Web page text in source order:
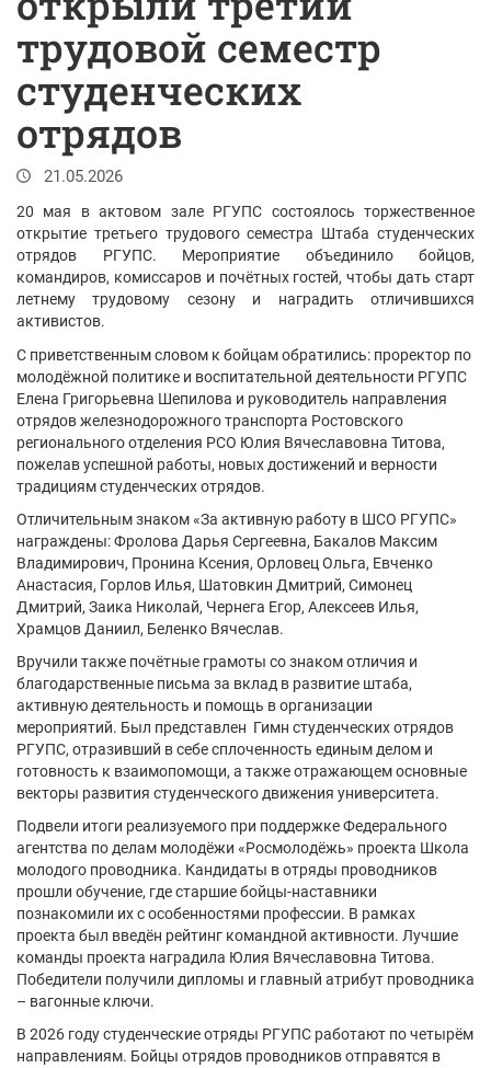
трудовой семестр
студенческих
отрядов
21.05.2026
20 мая в актовом зале РГУПС состоялось торжественное
открытие третьего трудового семестра Штаба студенческих
отрядов РГУПС. Мероприятие объединило бойцов,
командиров, комиссаров и почётных гостей, чтобы дать старт
летнему трудовому сезону и наградить отличившихся
активистов.
С приветственным словом к бойцам обратились: проректор по
молодёжной политике и воспитательной деятельности РГУПС
Елена Григорьевна Шепилова и руководитель направления
отрядов железнодорожного транспорта Ростовского
регионального отделения РСО Юлия Вячеславовна Титова,
пожелав успешной работы, новых достижений и верности
традициям студенческих отрядов.
Отличительным знаком «За активную работу в ШСО РГУПС»
награждены: Фролова Дарья Сергеевна, Бакалов Максим
Владимирович, Пронина Ксения, Орловец Ольга, Евченко
Анастасия, Горлов Илья, Шатовкин Дмитрий, Симонец
Дмитрий, Заика Николай, Чернега Егор, Алексеев Илья,
Храмцов Даниил, Беленко Вячеслав.
Вручили также почётные грамоты со знаком отличия и
благодарственные письма за вклад в развитие штаба,
активную деятельность и помощь в организации
мероприятий. Был представлен Гимн студенческих отрядов
РГУПС, отразивший в себе сплоченность единым делом и
готовность к взаимопомощи, а также отражающем основные
векторы развития студенческого движения университета.
Подвели итоги реализуемого при поддержке Федерального
агентства по делам молодёжи «Росмолодёжь» проекта Школа
молодого проводника. Кандидаты в отряды проводников
прошли обучение, где старшие бойцы-наставники
познакомили их с особенностями профессии. В рамках
проекта был введён рейтинг командной активности. Лучшие
команды проекта наградила Юлия Вячеславовна Титова.
Победители получили дипломы и главный атрибут проводника
– вагонные ключи.
В 2026 году студенческие отряды РГУПС работают по четырём
направлениям. Бойцы отрядов проводников отправятся в